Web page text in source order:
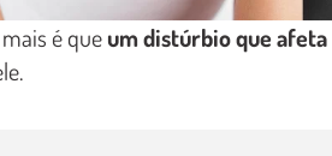
é queum distúrbio que afeta